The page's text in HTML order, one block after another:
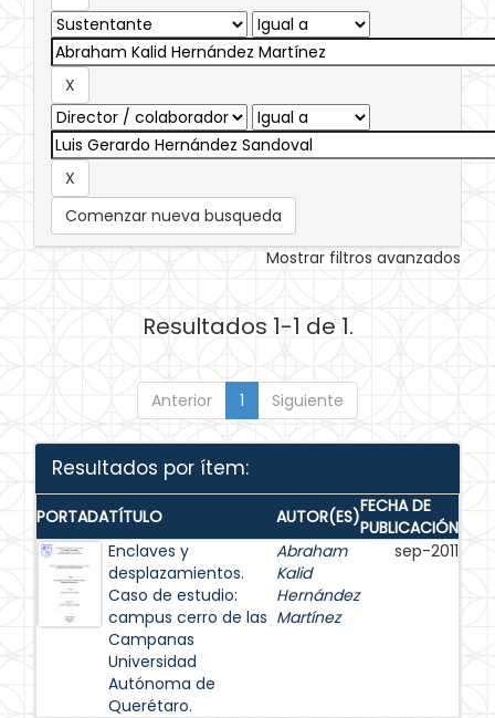
Comenzar nueva busqueda
Mostrar filtros avanzados
Resultados 1-1 de 1.
Anterior 1 Siguiente
Resultados por ítem:
PORTADATÍTULO AUTOR(ES)FECHA DE
PUBLICACIÓN
Enclaves y
desplazamientos.
Caso de estudio:
campus cerro de las
Campanas
Universidad
Autónoma de
Querétaro.
Abraham
Kalid
Hernández
Martínez
sep-2011